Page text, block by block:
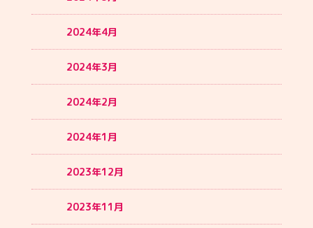
2024年4月
2024年3月
2024年2月
2024年1月
2023年12月
2023年11月